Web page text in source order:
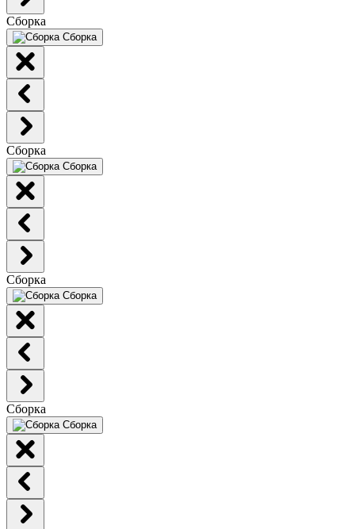
Сборка
Сборка
Сборка
Сборка
Сборка
Сборка
Сборка
Сборка